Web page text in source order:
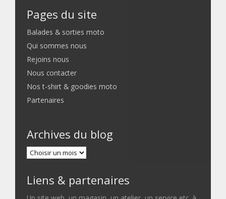
Pages du site
Balades & sorties moto
Qui sommes nous
Rejoins nous
Nous contacter
Nos t-shirt & goodies moto
Partenaires
Archives du blog
Liens & partenaires